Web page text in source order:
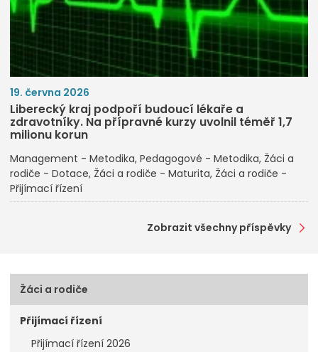
19. června 2026
Liberecký kraj podpoří budoucí lékaře a
zdravotníky. Na přípravné kurzy uvolnil téměř 1,7
milionu korun
Management - Metodika Pedagogové - Metodika Žáci a
rodiče - Dotace Žáci a rodiče - Maturita Žáci a rodiče -
Přijímací řízení
Zobrazit všechny příspěvky
Žáci a rodiče
Přijímací řízení
Přijímací řízení 2026